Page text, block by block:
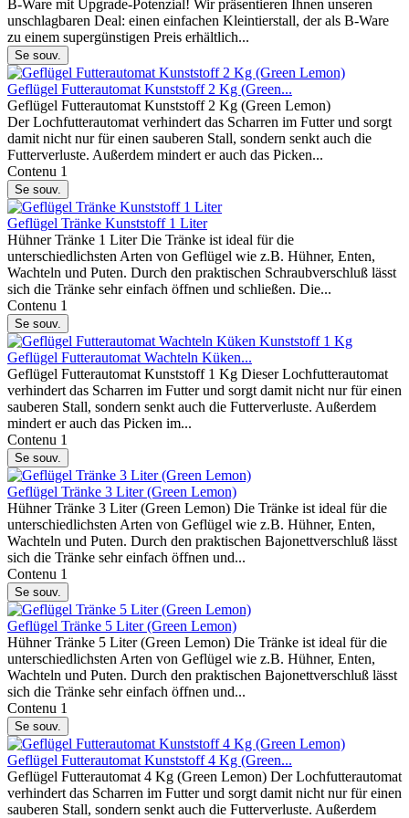
B-Ware mit Upgrade-Potenzial! Wir präsentieren Ihnen unseren
unschlagbaren Deal: einen einfachen Kleintierstall, der als B-Ware
zu einem supergünstigen Preis erhältlich...
Se souv.
Geflügel Futterautomat Kunststoff 2 Kg (Green...
Geflügel Futterautomat Kunststoff 2 Kg (Green Lemon)
Der Lochfutterautomat verhindert das Scharren im Futter und sorgt
damit nicht nur für einen sauberen Stall, sondern senkt auch die
Futterverluste. Außerdem mindert er auch das Picken...
Contenu 1
Se souv.
Geflügel Tränke Kunststoff 1 Liter
Hühner Tränke 1 Liter Die Tränke ist ideal für die
unterschiedlichsten Arten von Geflügel wie z.B. Hühner, Enten,
Wachteln und Puten. Durch den praktischen Schraubverschluß lässt
sich die Tränke sehr einfach öffnen und schließen. Die...
Contenu 1
Se souv.
Geflügel Futterautomat Wachteln Küken...
Geflügel Futterautomat Kunststoff 1 Kg Dieser Lochfutterautomat
verhindert das Scharren im Futter und sorgt damit nicht nur für einen
sauberen Stall, sondern senkt auch die Futterverluste. Außerdem
mindert er auch das Picken im...
Contenu 1
Se souv.
Geflügel Tränke 3 Liter (Green Lemon)
Hühner Tränke 3 Liter (Green Lemon) Die Tränke ist ideal für die
unterschiedlichsten Arten von Geflügel wie z.B. Hühner, Enten,
Wachteln und Puten. Durch den praktischen Bajonettverschluß lässt
sich die Tränke sehr einfach öffnen und...
Contenu 1
Se souv.
Geflügel Tränke 5 Liter (Green Lemon)
Hühner Tränke 5 Liter (Green Lemon) Die Tränke ist ideal für die
unterschiedlichsten Arten von Geflügel wie z.B. Hühner, Enten,
Wachteln und Puten. Durch den praktischen Bajonettverschluß lässt
sich die Tränke sehr einfach öffnen und...
Contenu 1
Se souv.
Geflügel Futterautomat Kunststoff 4 Kg (Green...
Geflügel Futterautomat 4 Kg (Green Lemon) Der Lochfutterautomat
verhindert das Scharren im Futter und sorgt damit nicht nur für einen
sauberen Stall, sondern senkt auch die Futterverluste. Außerdem